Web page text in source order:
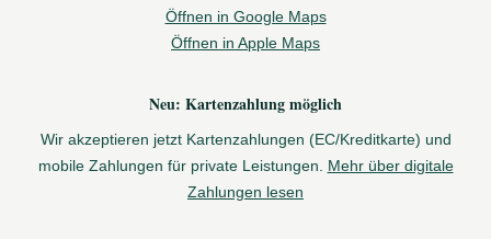
Öffnen in Google Maps
Öffnen in Apple Maps
Neu: Kartenzahlung möglich
Wir akzeptieren jetzt Kartenzahlungen (EC/Kreditkarte) und
mobile Zahlungen für private Leistungen.
Mehr über digitale
Zahlungen lesen